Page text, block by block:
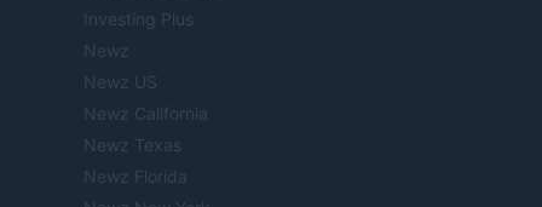
Investing Plus
Newz
Newz US
Newz California
Newz Texas
Newz Florida